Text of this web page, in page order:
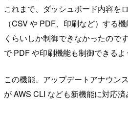
これまで、ダッシュボード内容を
（CSV や PDF、印刷など）する
くらいしか制御できなかったので
で PDF や印刷機能も制御できるよ
この機能、アップデートアナウン
が AWS CLI なども新機能に対応